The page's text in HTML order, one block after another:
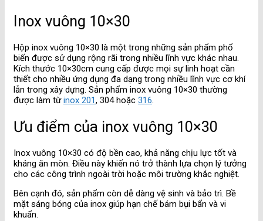
Inox vuông 10×30
Hộp inox vuông 10×30 là một trong những sản phẩm phổ
biến được sử dụng rộng rãi trong nhiều lĩnh vực khác nhau.
Kích thước 10×30cm cung cấp được mọi sự linh hoạt cần
thiết cho nhiều ứng dụng đa dạng trong nhiều lĩnh vực cơ khí
lẫn trong xây dựng. Sản phẩm inox vuông 10×30 thường
được làm từinox 201, 304 hoặc 316.
Ưu điểm của inox vuông 10×30
Inox vuông 10×30 có độ bền cao, khả năng chịu lực tốt và
kháng ăn mòn. Điều này khiến nó trở thành lựa chọn lý tưởng
cho các công trình ngoài trời hoặc môi trường khắc nghiệt.
Bên cạnh đó, sản phẩm còn dễ dàng vệ sinh và bảo trì. Bề
mặt sáng bóng của inox giúp hạn chế bám bụi bẩn và vi
khuẩn.